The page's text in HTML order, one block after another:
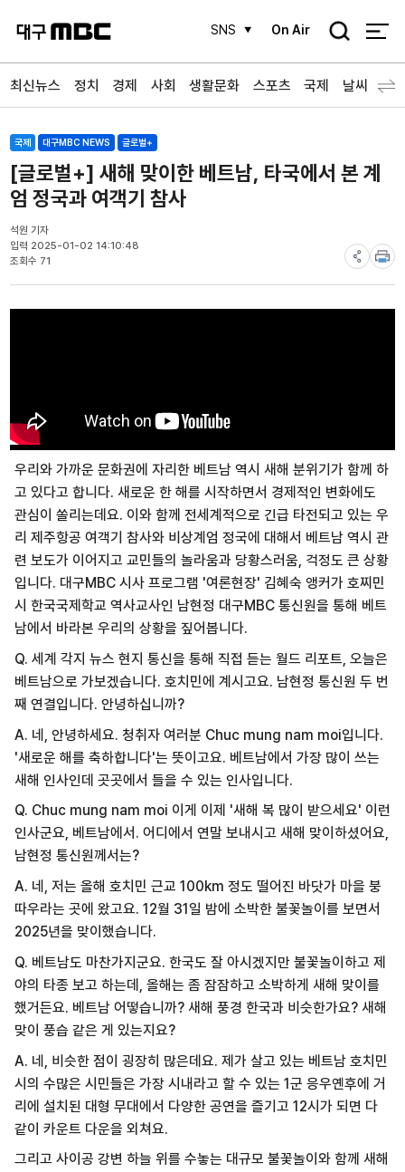
SNS On Air
검
최신뉴스 정치 경제 사회 생활문화 스포츠 국제 날씨
국제 대구MBC NEWS 글로벌+
[글로벌+] 새해 맞이한 베트남, 타국에서 본 계
엄 정국과 여객기 참사
석원 기자
입력 2025-01-02 14:10:48
조회수 71
우리와 가까운 문화권에 자리한 베트남 역시 새해 분위기가 함께 하
고 있다고 합니다. 새로운 한 해를 시작하면서 경제적인 변화에도
관심이 쏠리는데요. 이와 함께 전세계적으로 긴급 타전되고 있는 우
리 제주항공 여객기 참사와 비상계엄 정국에 대해서 베트남 역시 관
련 보도가 이어지고 교민들의 놀라움과 당황스러움, 걱정도 큰 상황
입니다. 대구MBC 시사 프로그램 '여론현장' 김혜숙 앵커가 호찌민
시 한국국제학교 역사교사인 남현정 대구MBC 통신원을 통해 베트
남에서 바라본 우리의 상황을 짚어봅니다.
Q. 세계 각지 뉴스 현지 통신을 통해 직접 듣는 월드 리포트, 오늘은
베트남으로 가보겠습니다. 호치민에 계시고요. 남현정 통신원 두 번
째 연결입니다. 안녕하십니까?
A. 네, 안녕하세요. 청취자 여러분 Chuc mung nam moi입니다.
'새로운 해를 축하합니다'는 뜻이고요. 베트남에서 가장 많이 쓰는
새해 인사인데 곳곳에서 들을 수 있는 인사입니다.
Q. Chuc mung nam moi 이게 이제 '새해 복 많이 받으세요' 이런
인사군요, 베트남에서. 어디에서 연말 보내시고 새해 맞이하셨어요,
남현정 통신원께서는?
A. 네, 저는 올해 호치민 근교 100km 정도 떨어진 바닷가 마을 붕
따우라는 곳에 왔고요. 12월 31일 밤에 소박한 불꽃놀이를 보면서
2025년을 맞이했습니다.
Q. 베트남도 마찬가지군요. 한국도 잘 아시겠지만 불꽃놀이하고 제
야의 타종 보고 하는데, 올해는 좀 잠잠하고 소박하게 새해 맞이를
했거든요. 베트남 어떻습니까? 새해 풍경 한국과 비슷한가요? 새해
맞이 풍습 같은 게 있는지요?
A. 네, 비슷한 점이 굉장히 많은데요. 제가 살고 있는 베트남 호치민
시의 수많은 시민들은 가장 시내라고 할 수 있는 1군 응우옌후에 거
리에 설치된 대형 무대에서 다양한 공연을 즐기고 12시가 되면 다
같이 카운트 다운을 외쳐요.
그리고 사이공 강변 하늘 위를 수놓는 대규모 불꽃놀이와 함께 새해